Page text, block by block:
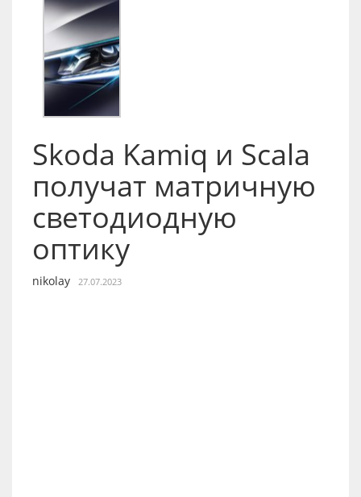
Skoda Kamiq и Scala
получат матричную
светодиодную
оптику
nikolay 27.07.2023